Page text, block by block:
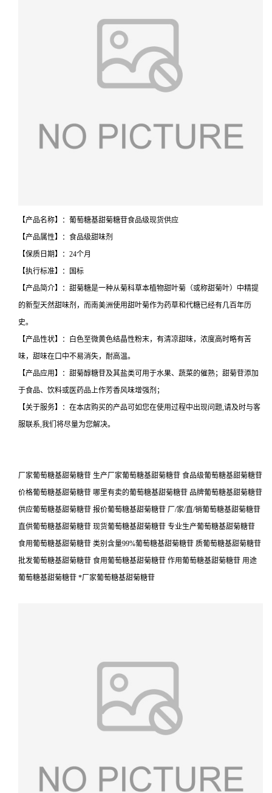
【产品名称】：葡萄糖基甜菊糖苷食品级现货供应
【产品属性】：食品级甜味剂
【保质日期】：24个月
【执行标准】：国标
【产品简介】：甜菊糖是一种从菊科草本植物甜叶菊（或称甜菊叶）中精提
的新型天然甜味剂，而南美洲使用甜叶菊作为药草和代糖已经有几百年历
史。
【产品性状】：白色至微黄色结晶性粉末，有清凉甜味，浓度高时略有苦
味，甜味在口中不易消失，耐高温。
【产品应用】：甜菊醇糖苷及其盐类可用于水果、蔬菜的催熟；甜菊苷添加
于食品、饮料或医药品上作芳香风味增强剂；
【关于服务】：在本店购买的产品可如您在使用过程中出现问题,请及时与客
服联系,我们将尽量为您解决。
厂家葡萄糖基甜菊糖苷 生产厂家葡萄糖基甜菊糖苷 食品级葡萄糖基甜菊糖苷
价格葡萄糖基甜菊糖苷 哪里有卖的葡萄糖基甜菊糖苷 品牌葡萄糖基甜菊糖苷
供应葡萄糖基甜菊糖苷 报价葡萄糖基甜菊糖苷 厂/家/直/销葡萄糖基甜菊糖苷
直供葡萄糖基甜菊糖苷 现货葡萄糖基甜菊糖苷 专业生产葡萄糖基甜菊糖苷
食用葡萄糖基甜菊糖苷 类别含量99%葡萄糖基甜菊糖苷 质葡萄糖基甜菊糖苷
批发葡萄糖基甜菊糖苷 食用葡萄糖基甜菊糖苷 作用葡萄糖基甜菊糖苷 用途
葡萄糖基甜菊糖苷 *厂家葡萄糖基甜菊糖苷